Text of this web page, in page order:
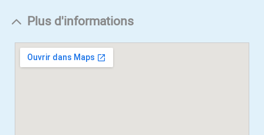
Plus d'informations